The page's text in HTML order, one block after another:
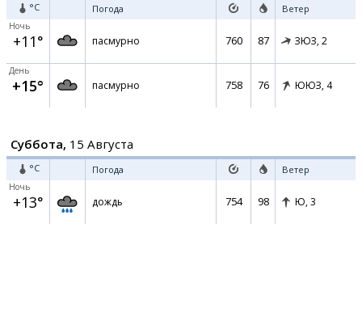
°C Погода Ветер
Ночь
+11° пасмурно 760 87 ЗЮЗ, 2
День
+15° пасмурно 758 76 ЮЮЗ, 4
Суббота, 15 Августа
°C Погода Ветер
Ночь
+13° дождь 754 98 Ю, 3